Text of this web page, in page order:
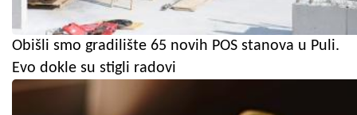
Obišli smo gradilište 65 novih POS stanova u Puli.
Evo dokle su stigli radovi